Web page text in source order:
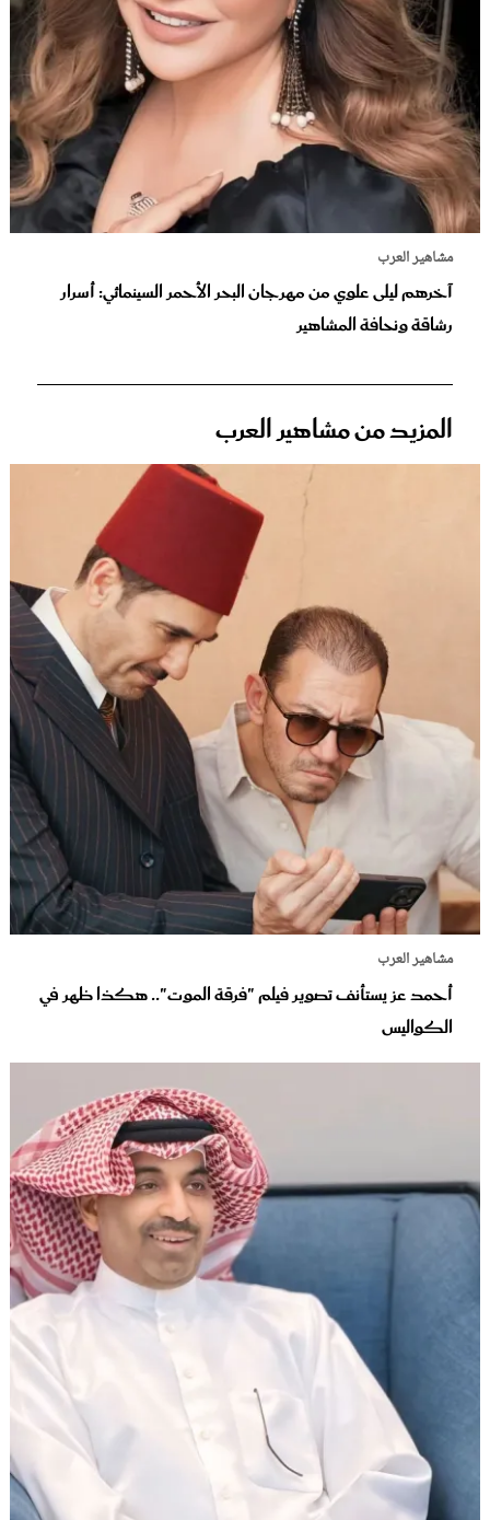
مشاهير العرب
آخرهم ليلى علوي من مهرجان البحر الأحمر السينمائي: أسرار
رشاقة ونحافة المشاهير
المزيد من مشاهير العرب
مشاهير العرب
أحمد عز يستأنف تصوير فيلم "فرقة الموت".. هكذا ظهر في
الكواليس